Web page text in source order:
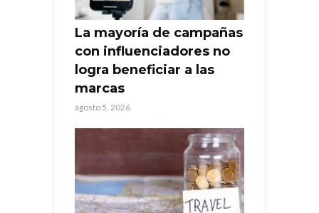
La mayoría de campañas
con influenciadores no
logra beneficiar a las
marcas
agosto 5, 2026